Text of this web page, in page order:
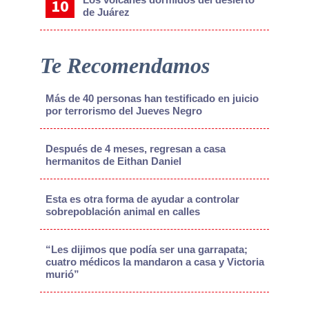
de Juárez
Te Recomendamos
Más de 40 personas han testificado en juicio
por terrorismo del Jueves Negro
Después de 4 meses, regresan a casa
hermanitos de Eithan Daniel
Esta es otra forma de ayudar a controlar
sobrepoblación animal en calles
“Les dijimos que podía ser una garrapata;
cuatro médicos la mandaron a casa y Victoria
murió”